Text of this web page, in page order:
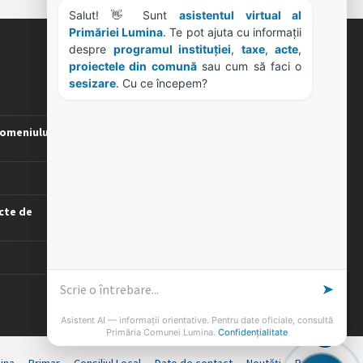
de
ORE DE LUCRU
Salut! 👋 Sunt asistentul virtual al
Primăriei Lumina. Te pot ajuta cu informații
despre programul instituției, taxe, acte
proiectele din comună
sesizare. Cu ce începem?
➤
Asistent AI — informații orientative. Pentru date oficiale, consultă
Primăria Comunei Lumina. Confidențialitate